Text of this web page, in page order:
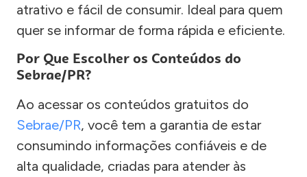
atrativo e fácil de consumir. Ideal para quem
quer se informar de forma rápida e eficiente.
Por Que Escolher os Conteúdos do
Sebrae/PR?
Ao acessar os conteúdos gratuitos do
Sebrae/PR, você tem a garantia de estar
consumindo informações confiáveis e de
alta qualidade, criadas para atender às